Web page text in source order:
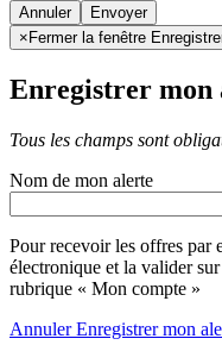
Annuler
× Fermer la fenêtre
Enregistrer mon
Tous les champs sont
Nom de mon alerte
Pour recevoir les offres par
électronique et la valider
rubrique « Mon compte »
AnnulerEnregistrer mon